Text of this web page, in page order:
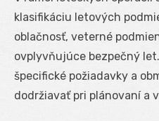
klasifikáciu letových
oblačnosť, veterné
ovplyvňujúce bezpečný
špecifické požiadavky a
dodržiavať pri plánovaní a